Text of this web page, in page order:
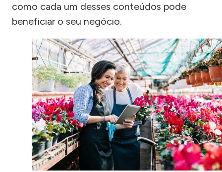
como cada um desses conteúdos pode
beneficiar o seu negócio.